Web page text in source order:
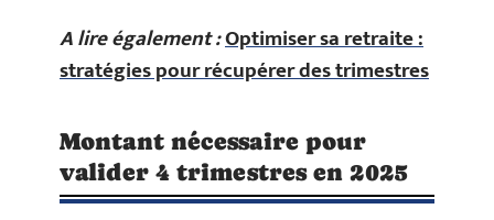
A lire également :Optimiser sa retraite :
stratégies pour récupérer des trimestres
Montant nécessaire pour
valider 4 trimestres en 2025